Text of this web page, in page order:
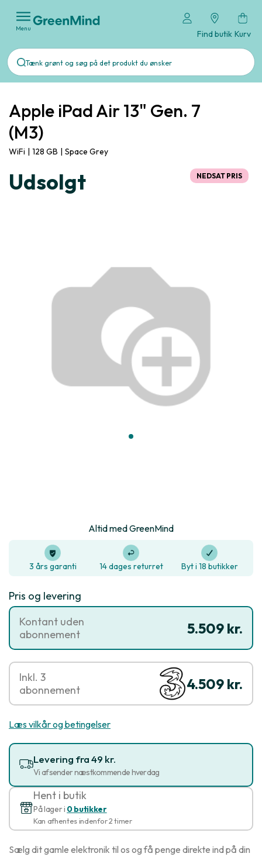
Menu
Find butik Kurv
Apple iPad Air 13" Gen. 7
(M3)
WiFi | 128 GB | Space Grey
Udsolgt NEDSAT PRIS
Altid med GreenMind
3 års garanti 14 dages returret Byt i 18 butikker
Pris og levering
5.509 kr.
Kontant uden
abonnement
4.509 kr.
Inkl. 3
abonnement
Læs vilkår og betingelser
Levering fra 49 kr.
Vi afsender næstkommende hverdag
Hent i butik
På lager i 0 butikker
Kan afhentes indenfor 2 timer
Sælg dit gamle elektronik til os og få penge direkte ind på din